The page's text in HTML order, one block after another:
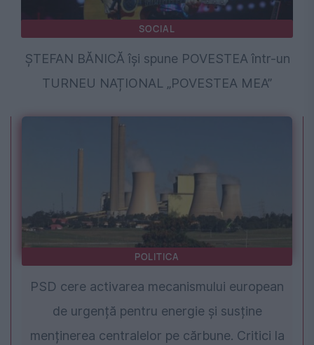
SOCIAL
ȘTEFAN BĂNICĂ își spune POVESTEA într-un
TURNEU NAȚIONAL „POVESTEA MEA”
POLITICA
PSD cere activarea mecanismului european
de urgență pentru energie și susține
menținerea centralelor pe cărbune. Critici la